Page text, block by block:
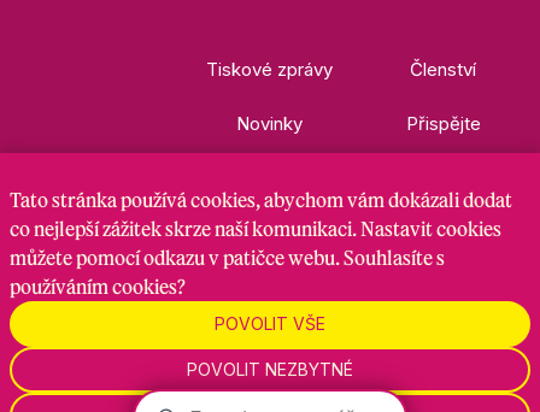
Tiskové zprávy
Novinky
Členství
Přispějte
Nastavení cookies GDPRRSS kanál
Maven Strategy s.r.o., 2026
Tato stránkapoužívá cookies, abychom vám dokázali dodat
co nejlepší zážitek skrze naší komunikaci. Nastavit cookies
můžete pomocí odkazu v patičce webu. Souhlasíte s
používáním cookies?
POVOLIT NEZBYTNÉ
POVOLIT VŠE